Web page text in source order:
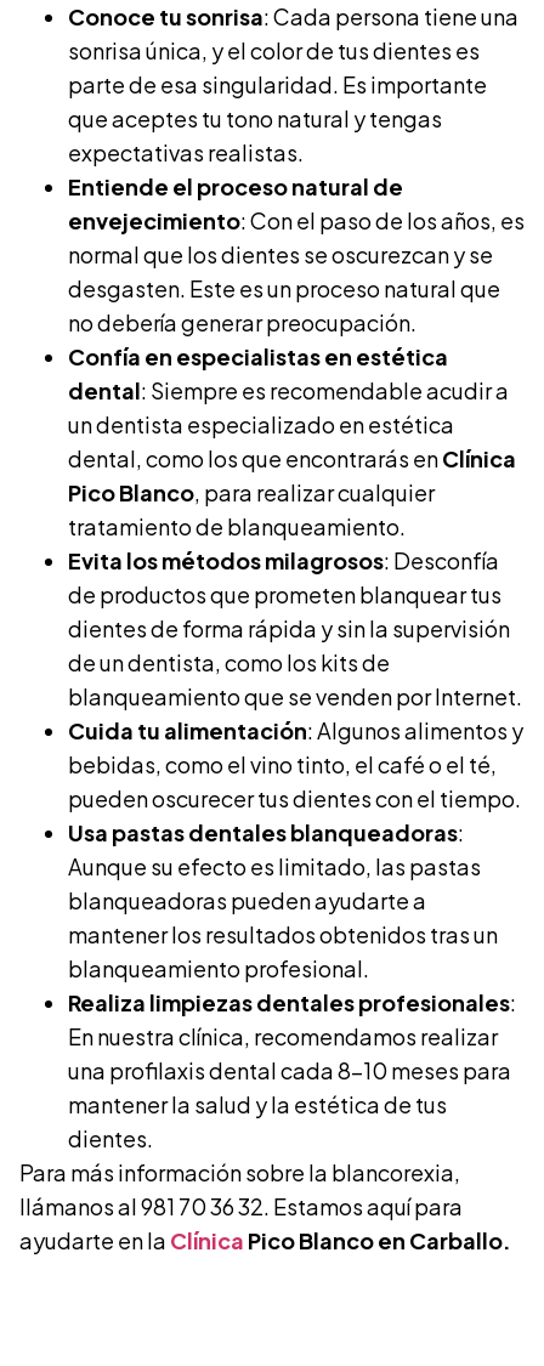
Conoce tu sonrisa: Cada persona tiene una
sonrisa única, y el color de tus dientes es
parte de esa singularidad. Es importante
que aceptes tu tono natural y tengas
expectativas realistas.
Entiende el proceso natural de
envejecimiento: Con el paso de los años, es
normal que los dientes se oscurezcan y se
desgasten. Este es un proceso natural que
no debería generar preocupación.
Confía en especialistas en estética
dental: Siempre es recomendable acudir a
un dentista especializado en estética
dental, como los que encontrarás enClínica
Pico Blanco , para realizar cualquier
tratamiento de blanqueamiento.
Evita los métodos milagrosos: Desconfía
de productos que prometen blanquear tus
dientes de forma rápida y sin la supervisión
de un dentista, como los kits de
blanqueamiento que se venden por Internet.
Cuida tu alimentación: Algunos alimentos y
bebidas, como el vino tinto, el café o el té,
pueden oscurecer tus dientes con el tiempo.
Usa pastas dentales blanqueadoras:
Aunque su efecto es limitado, las pastas
blanqueadoras pueden ayudarte a
mantener los resultados obtenidos tras un
blanqueamiento profesional.
Realiza limpiezas dentales profesionales:
En nuestra clínica, recomendamos realizar
una profilaxis dental cada 8-10 meses para
mantener la salud y la estética de tus
dientes.
Para más información sobre la blancorexia,
llámanos al 981 70 36 32. Estamos aquí para
ayudarte en la Clínica Pico Blanco en Carballo.